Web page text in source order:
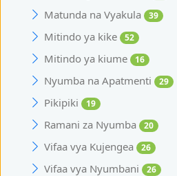
Matunda na Vyakula 39
Mitindo ya kike 52
Mitindo ya kiume 16
Nyumba na Apatmenti 29
Pikipiki 19
Ramani za Nyumba 20
Vifaa vya Kujengea 26
Vifaa vya Nyumbani 26